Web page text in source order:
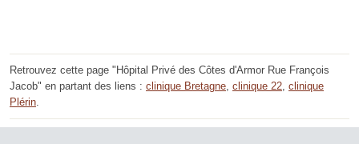
Retrouvez cette page "Hôpital Privé des Côtes d'Armor Rue François
Jacob" en partant des liens : clinique Bretagne, clinique 22, clinique
Plérin.